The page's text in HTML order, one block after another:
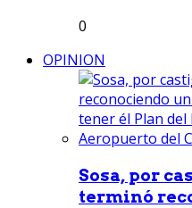
0
OPINION
Sosa, por
terminó